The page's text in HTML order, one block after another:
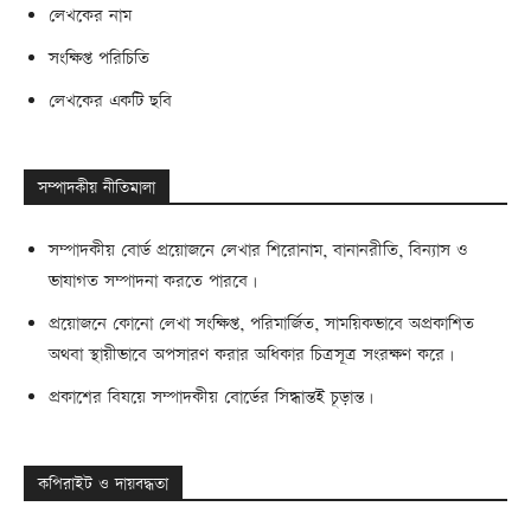
লেখকের নাম
সংক্ষিপ্ত পরিচিতি
লেখকের একটি ছবি
সম্পাদকীয় নীতিমালা
সম্পাদকীয় বোর্ড প্রয়োজনে লেখার শিরোনাম, বানানরীতি, বিন্যাস ও
ভাষাগত সম্পাদনা করতে পারবে।
প্রয়োজনে কোনো লেখা সংক্ষিপ্ত, পরিমার্জিত, সাময়িকভাবে অপ্রকাশিত
অথবা স্থায়ীভাবে অপসারণ করার অধিকার চিত্রসূত্র সংরক্ষণ করে।
প্রকাশের বিষয়ে সম্পাদকীয় বোর্ডের সিদ্ধান্তই চূড়ান্ত।
কপিরাইট ও দায়বদ্ধতা